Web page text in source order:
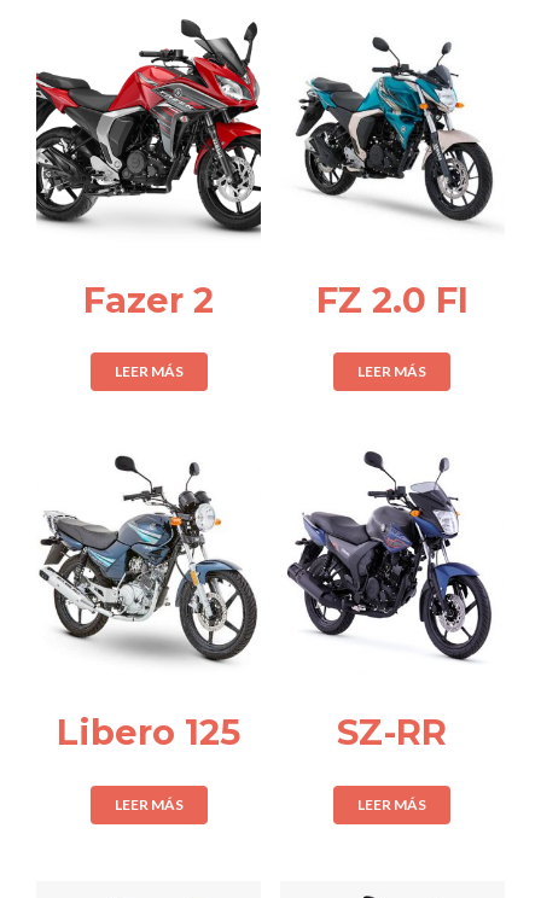
Fazer 2
LEER MÁS
FZ 2.0 FI
LEER MÁS
Libero 125
LEER MÁS
SZ-RR
LEER MÁS